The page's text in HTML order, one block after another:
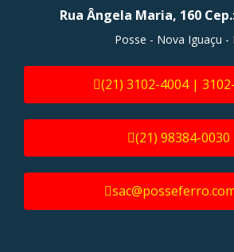
Rua Ângela Maria, 160
Posse - Nova Iguaçu -
(21) 3102-4004 |
(21) 98384-0030